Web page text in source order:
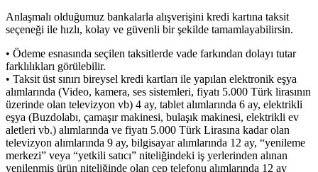
Anlaşmalı olduğumuz bankalarla alışverişini kredi kartına taksit
seçeneği ile hızlı, kolay ve güvenli bir şekilde tamamlayabilirsin.
• Ödeme esnasında seçilen taksitlerde vade farkından dolayı tutar
farklılıkları görülebilir.
• Taksit üst sınırı bireysel kredi kartları ile yapılan elektronik eşya
alımlarında (Video, kamera, ses sistemleri, fiyatı 5.000 Türk lirasının
üzerinde olan televizyon vb) 4 ay, tablet alımlarında 6 ay, elektrikli
eşya (Buzdolabı, çamaşır makinesi, bulaşık makinesi, elektrikli ev
aletleri vb.) alımlarında ve fiyatı 5.000 Türk Lirasına kadar olan
televizyon alımlarında 9 ay, bilgisayar alımlarında 12 ay, “yenileme
merkezi” veya “yetkili satıcı” niteliğindeki iş yerlerinden alınan
yenilenmiş ürün niteliğinde olan cep telefonu alımlarında 12 ay